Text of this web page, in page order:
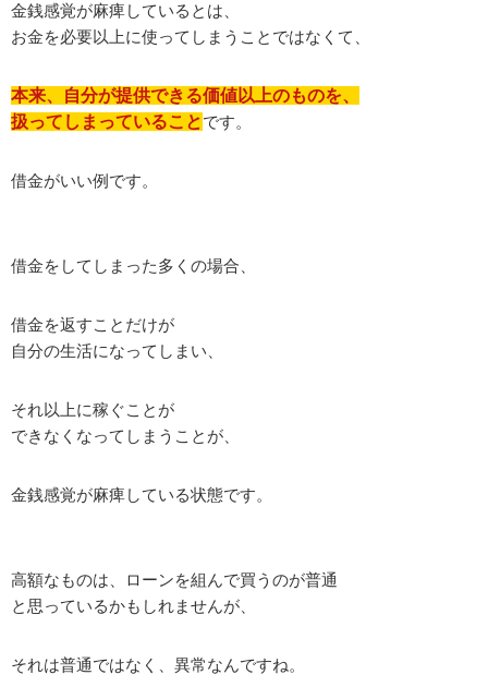
金銭感覚が麻痺しているとは、
お金を必要以上に使ってしまうことではなくて、
本来、自分が提供できる価値以上のものを、
扱ってしまっていることです。
借金がいい例です。
借金をしてしまった多くの場合、
借金を返すことだけが
自分の生活になってしまい、
それ以上に稼ぐことが
できなくなってしまうことが、
金銭感覚が麻痺している状態です。
高額なものは、ローンを組んで買うのが普通
と思っているかもしれませんが、
それは普通ではなく、異常なんですね。